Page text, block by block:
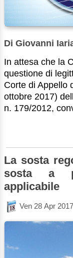
Di Giovanni
In attesa che la
questione di
Corte di Appello
ottobre 2017)
n. 179/2012,
La sosta
sosta a
applicabile
Ven 28 Apr 2017